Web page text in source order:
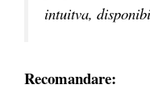
intuitva,
Recomandare: